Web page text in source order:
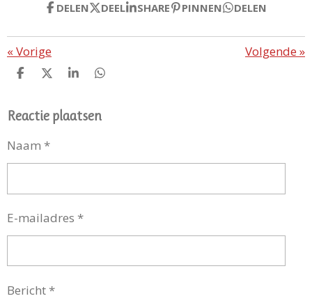
DELEN DEEL SHARE PINNEN DELEN
« Vorige Volgende »
D
E
D
L
S
R
D
E
Reactie plaatsen
Naam *
E-mailadres *
Bericht *